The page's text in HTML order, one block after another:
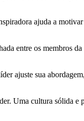
ajuda a
entre os membros
ajuste sua
Uma cultura sólida e